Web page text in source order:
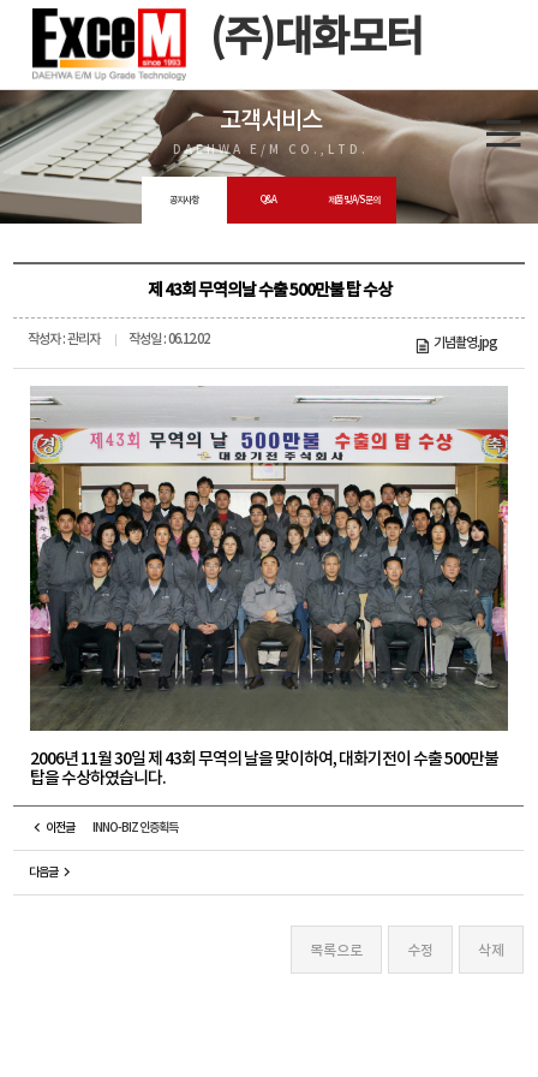
(주)대화모터
고객서비스
DAEHWA E/M CO.,LTD.
공지사항 Q&A 제품 및 A/S 문의
제 43회 무역의날 수출 500만불 탑 수상
작성자 : 관리자 작성일 : 06.12.02 기념촬영.jpg
2006년 11월 30일 제 43회 무역의 날을 맞이하여, 대화기전이 수출 500만불
탑을 수상하였습니다.
이전글 INNO-BIZ 인증획득
다음글